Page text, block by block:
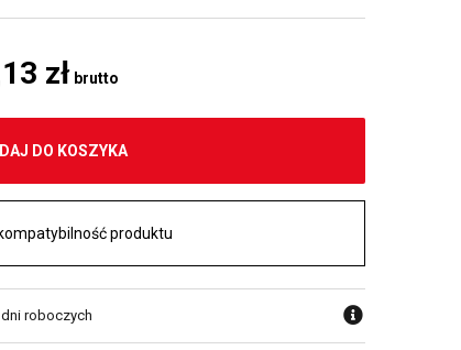
zł brutto
DO KOSZYKA
produktu
dni roboczych